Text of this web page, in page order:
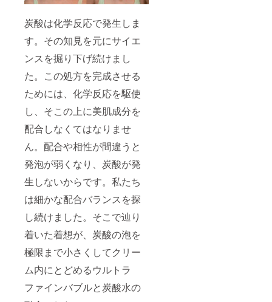
炭酸は化学反応で発生しま
す。その知見を元にサイエ
ンスを掘り下げ続けまし
た。この処方を完成させる
ためには、化学反応を駆使
し、そこの上に美肌成分を
配合しなくてはなりませ
ん。配合や相性が間違うと
発泡が弱くなり、炭酸が発
生しないからです。私たち
は細かな配合バランスを探
し続けました。そこで辿り
着いた着想が、炭酸の泡を
極限まで小さくしてクリー
ム内にとどめるウルトラ
ファインバブルと炭酸水の